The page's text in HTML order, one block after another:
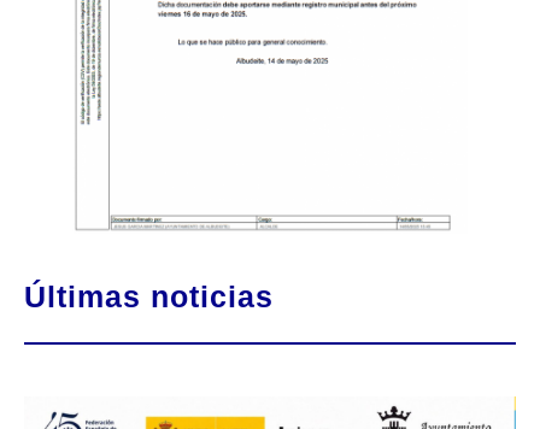
Últimas noticias